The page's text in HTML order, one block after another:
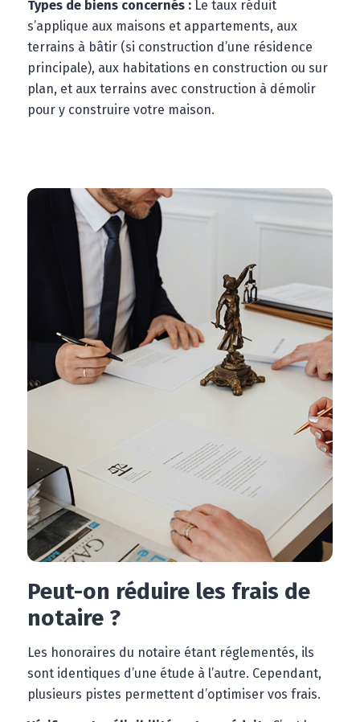
Types de biens concernés : Le taux réduit
s’applique aux maisons et appartements, aux
terrains à bâtir (si construction d’une résidence
principale), aux habitations en construction ou sur
plan, et aux terrains avec construction à démolir
pour y construire votre maison.
Peut-on réduire les frais de
notaire ?
Les honoraires du notaire étant réglementés, ils
sont identiques d’une étude à l’autre. Cependant,
plusieurs pistes permettent d’optimiser vos frais.